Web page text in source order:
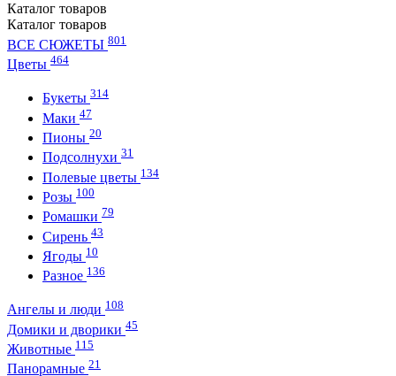
Каталог товаров
Каталог товаров
ВСЕ СЮЖЕТЫ 801
Цветы 464
Букеты 314
Маки 47
Пионы 20
Подсолнухи 31
Полевые цветы 134
Розы 100
Ромашки 79
Сирень 43
Ягоды 10
Разное 136
Ангелы и люди 108
Домики и дворики 45
Животные 115
Панорамные 21